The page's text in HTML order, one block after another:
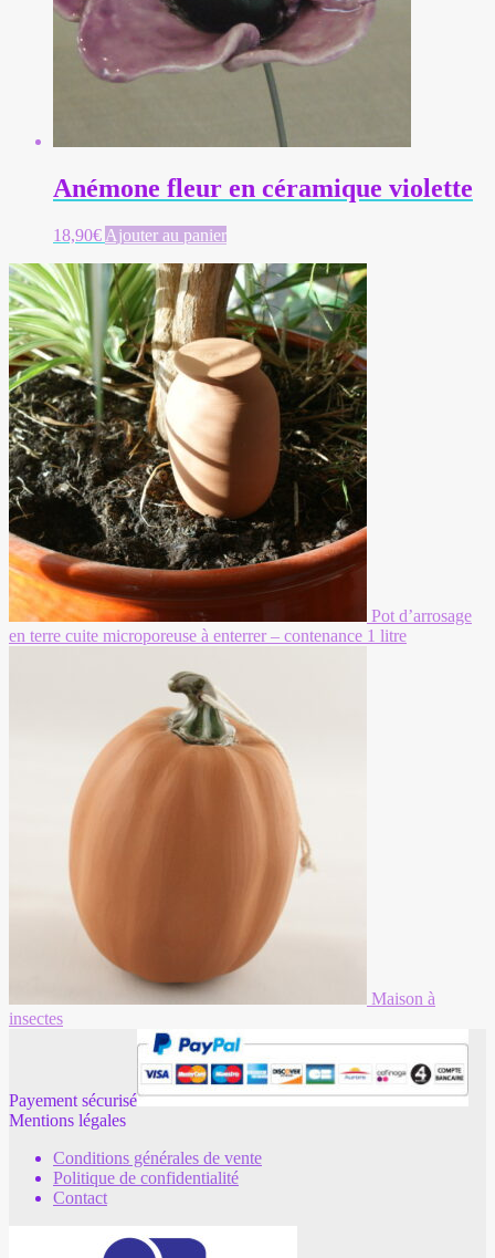
Anémone fleur en céramique violette
18,90€ Ajouter au panier
Pot d’arrosage
en terre cuite microporeuse à enterrer – contenance 1 litre
Maison à
insectes
Payement sécurisé
Mentions légales
Conditions générales de vente
Politique de confidentialité
Contact